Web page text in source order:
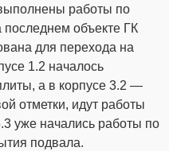
работы по
объекте ГК
для перехода на
1.2 началось
а в корпусе 3.2 —
отметки, идут работы
уже начались работы по
подвала.